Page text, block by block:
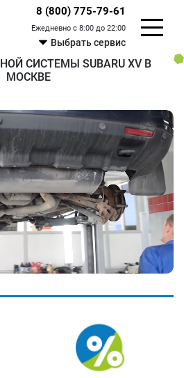
8 (800) 775-79-61
Ежедневно с 8:00 до 22:00
Выбрать сервис
СИСТЕМЫ SUBARU XV В
МОСКВЕ